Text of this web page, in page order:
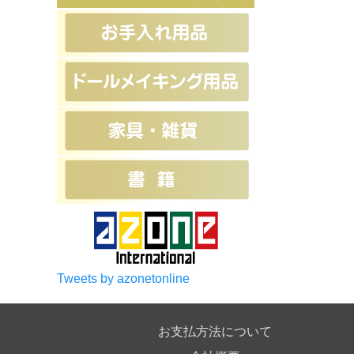
Tweets by azonetonline
お支払方法について